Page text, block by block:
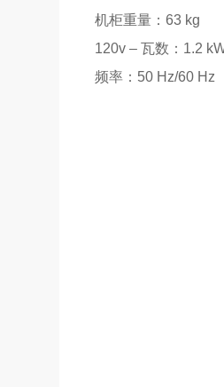
机柜重量：63 kg
120v – 瓦数：1.2
频率：50 Hz/60 Hz